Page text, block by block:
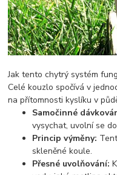
Jak tento chytrý systém
Celé kouzlo spočívá v
na přítomnosti kyslíku v
Samočinné
vysychat, uvolní se
Princip výměny:
skleněné koule.
Přesné uvolňování: